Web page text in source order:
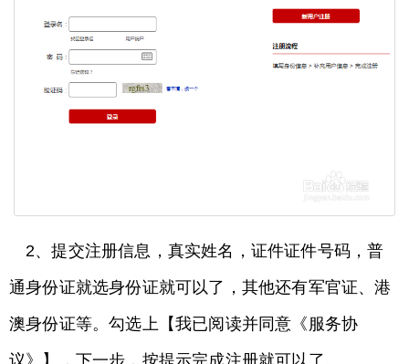
2、提交注册信息，真实姓名，证件证件号码，普
通身份证就选身份证就可以了，其他还有军官证、港
澳身份证等。勾选上【我已阅读并同意《服务协
议》】，下一步，按提示完成注册就可以了。